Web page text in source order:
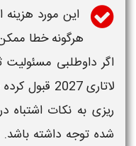
این مورد
هرگونه خطا
اگر داوطلبی مسئولیت
لاتاری 2027
قبول
ریزی به نکاتاشتباه
شده توجه داشته